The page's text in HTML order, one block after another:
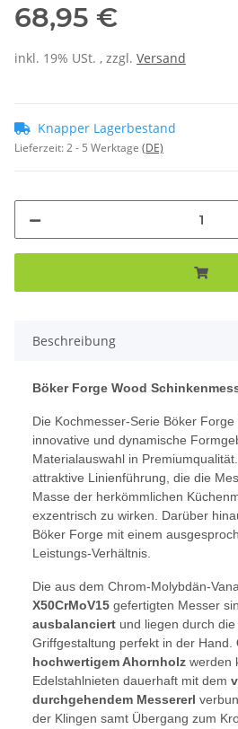
68,95 €
inkl. 19% USt. , zzgl. Versand
Knapper Lagerbestand
Lieferzeit:2 - 5 Werktage (DE)
Beschreibung
Böker Forge Wood
Die Kochmesser-Serie Böker
innovative und dynamische
Materialauswahl in
attraktive Linienführung, die die
Masse der herkömmlichen
exzentrisch zu wirken. Darüber
Böker Forge mit einem
Leistungs-Verhältnis.
Die aus dem Chrom-Molybdän-
X50CrMoV15 gefertigten Messer
ausbalanciert und liegen durch
Griffgestaltung perfekt in der Hand.
hochwertigem Ahornholz werden
Edelstahlnieten dauerhaft mit dem
durchgehendem Messererl
der Klingen samt Übergang zum